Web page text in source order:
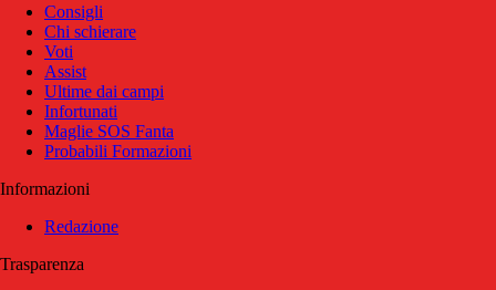
Consigli
Chi schierare
Voti
Assist
Ultime dai campi
Infortunati
Maglie SOS Fanta
Probabili Formazioni
Informazioni
Redazione
Trasparenza